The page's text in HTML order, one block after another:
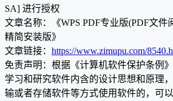
SA] 进行授权
文章名称：《WPS PDF专业版(PDF文件
精简安装版》
文章链接： https://www.zimupu.com/
免责声明：根据《计算机软件保护条例
学习和研究软件内含的设计思想和原理
输或者存储软件等方式使用软件的，可